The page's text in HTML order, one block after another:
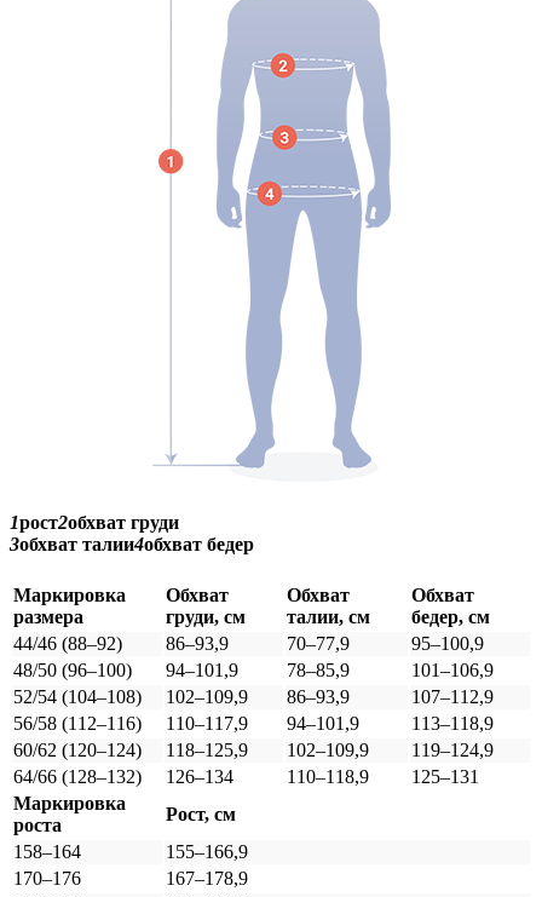
1рост2обхват груди
3обхват талии4обхват бедер
Маркировка
размера
Обхват
груди, см
Обхват
талии, см
Обхват
бедер, см
44/46 (88–92)
86–93,9 70–77,9
95–100,9
48/50 (96–100)
94–101,9 78–85,9
101–106,9
52/54 (104–108)
102–109,9 86–93,9
107–112,9
56/58 (112–116)
110–117,9 94–101,9
113–118,9
60/62 (120–124)
118–125,9 102–109,9
119–124,9
64/66 (128–132)
126–134 110–118,9
125–131
Маркировка
роста
Рост, см
158–164
155–166,9
170–176
167–178,9